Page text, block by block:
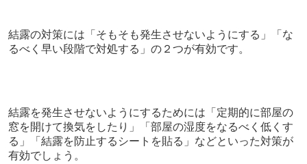
結露の対策には「そもそも発生させないようにする」「な
るべく早い段階で対処する」の２つが有効です。
結露を発生させないようにするためには「定期的に部屋の
窓を開けて換気をしたり」「部屋の湿度をなるべく低くす
る」「結露を防止するシートを貼る」などといった対策が
有効でしょう。